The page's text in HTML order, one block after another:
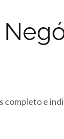
completo e